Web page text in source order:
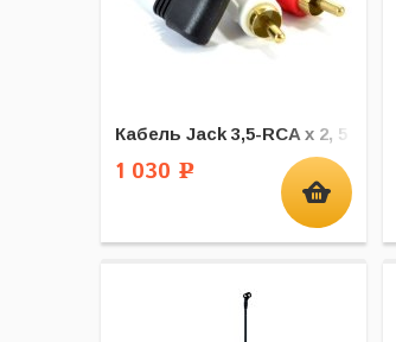
Кабель Jack 3,5-RCA x 2, 5 м
1 030 Р